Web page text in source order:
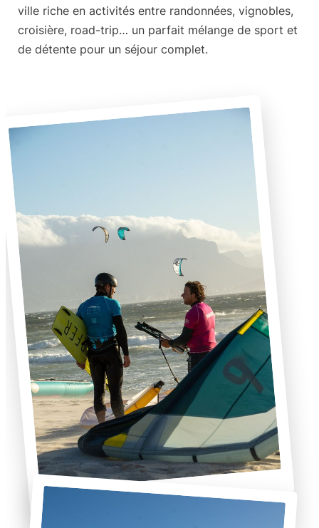
ville riche en activités entre randonnées, vignobles,
croisière, road-trip… un parfait mélange de sport et
de détente pour un séjour complet.